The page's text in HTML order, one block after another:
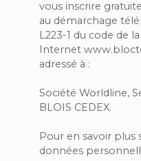
vous inscrire
au démarchage
L223-1 du code de
Internet
adressé à :
Société Worldline,
BLOIS CEDEX.
Pour en savoir plus
données